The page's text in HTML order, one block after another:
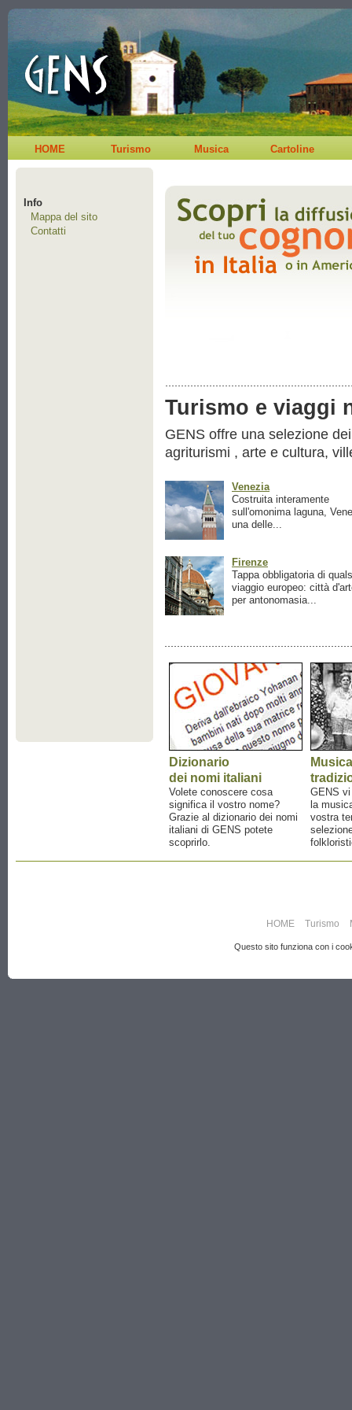
HOME Turismo Musica Cartoline
Info
Mappa del sito
Contatti
Turismo e viaggi
GENS offre una selezione
agriturismi , arte e cultura,
Venezia
Costruita interamente
sull'omonima laguna,
una delle...
Firenze
Tappa obbligatoria di
viaggio europeo: città
per antonomasia...
Dizionario
dei nomi italiani
Volete conoscere cosa
significa il vostro nome?
Grazie al dizionario dei nomi
italiani di GENS potete
scoprirlo.
Musica
GENS
la
vostra
HOME Turismo
Questo sito funziona con i